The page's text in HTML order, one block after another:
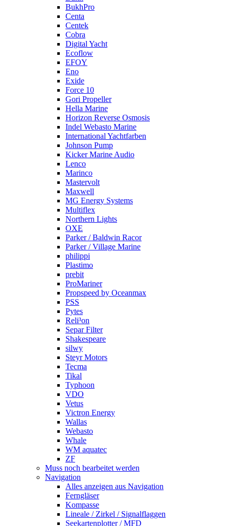
BukhPro
Centa
Centek
Cobra
Digital Yacht
Ecoflow
EFOY
Eno
Exide
Force 10
Gori Propeller
Hella Marine
Horizon Reverse Osmosis
Indel Webasto Marine
International Yachtfarben
Johnson Pump
Kicker Marine Audio
Lenco
Marinco
Mastervolt
Maxwell
MG Energy Systems
Multiflex
Northern Lights
OXE
Parker / Baldwin Racor
Parker / Village Marine
philippi
Plastimo
prebit
ProMariner
Propspeed by Oceanmax
PSS
Pytes
Reli³on
Separ Filter
Shakespeare
silwy
Steyr Motors
Tecma
Tikal
Typhoon
VDO
Vetus
Victron Energy
Wallas
Webasto
Whale
WM aquatec
ZF
Muss noch bearbeitet werden
Navigation
Alles anzeigen aus Navigation
Ferngläser
Kompasse
Lineale / Zirkel / Signalflaggen
Seekartenplotter / MFD